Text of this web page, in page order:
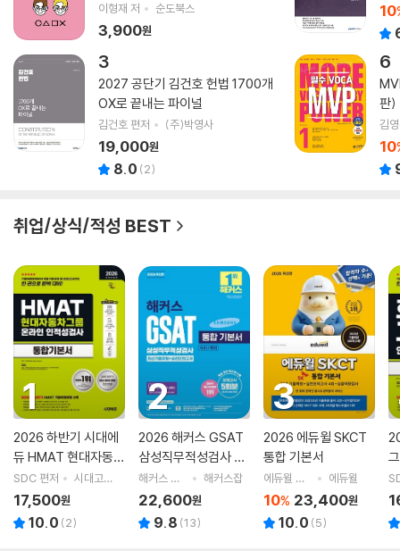
이형재 저 순도북스
3,900원
3
2027 공단기 김건호 헌법 1700개
OX로 끝내는 파이널
김건호 편저 (주)박영사
19,000원
8.0 (2)
10
6
판)
10
취업/상식/적성 BEST
1
2026 하반기 시대에
듀 HMAT 현대자동차
그룹 인적성검사 통합
기본서
SDC 편저 시대고시기획 시대교육
17,500원
10.0 (2)
2
2026 해커스 GSAT
삼성직무적성검사 통
합 기본서 최신기출유
형+실전모의고사 (수
리/추리)
해커스 GSAT 취업교육연구소 저 해커스잡
22,600원
9.8 (13)
3
2026 에듀윌 SKCT
통합 기본서
에듀윌 취업연구소 편저 에듀윌
10% 23,400원
10.0 (5)